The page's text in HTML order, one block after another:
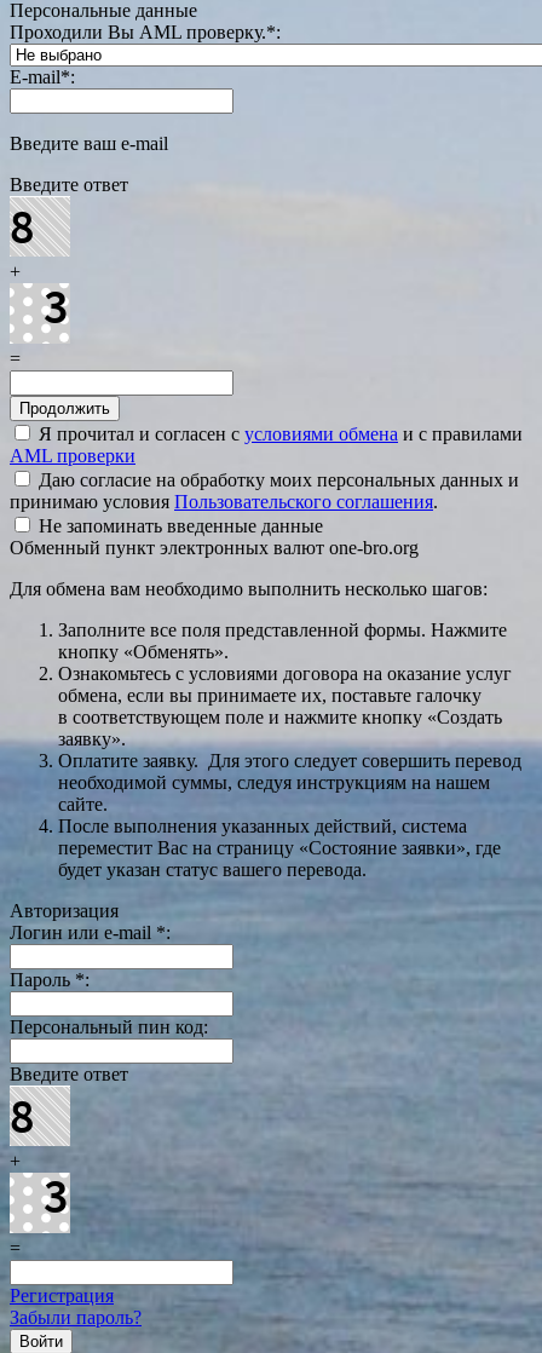
Персональные данные
Проходили Вы AML проверку.*:
E-mail*:
Введите ваш e-mail
Введите ответ
+
=
Я прочитал и согласен с условиями обмена и с правилами
AML проверки
Даю согласие на обработку моих персональных данных и
принимаю условия Пользовательского соглашения.
Не запоминать введенные данные
Обменный пункт электронных валют one-bro.org
Для обмена вам необходимо выполнить несколько шагов:
Заполните все поля представленной формы. Нажмите
кнопку «Обменять».
Ознакомьтесь с условиями договора на оказание услуг
обмена, если вы принимаете их, поставьте галочку
в соответствующем поле и нажмите кнопку «Создать
заявку».
Оплатите заявку. Для этого следует совершить перевод
необходимой суммы, следуя инструкциям на нашем
сайте.
После выполнения указанных действий, система
переместит Вас на страницу «Состояние заявки», где
будет указан статус вашего перевода.
Авторизация
Логин или e-mail *:
Пароль *:
Персональный пин код:
Введите ответ
+
=
Регистрация
Забыли пароль?